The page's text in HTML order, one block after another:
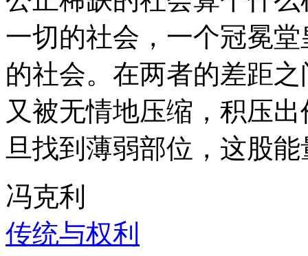
一切的社会，一个冠冕
的社会。在两者的差距
又被无情地压缩，积压
旦找到薄弱部位，这股
冯克利
传统与权利